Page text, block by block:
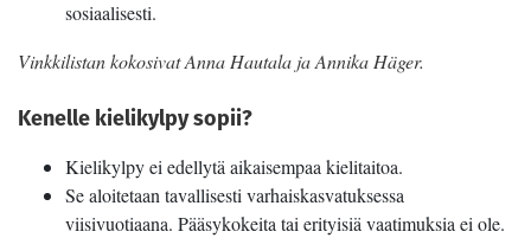
sosiaalisesti.
Vinkkilistan kokosivat Anna Hautala ja Annika Häger.
Kenelle kielikylpy sopii?
Kielikylpy ei edellytä aikaisempaa kielitaitoa.
Se aloitetaan tavallisesti varhaiskasvatuksessa
viisivuotiaana. Pääsykokeita tai erityisiä vaatimuksia ei ole.